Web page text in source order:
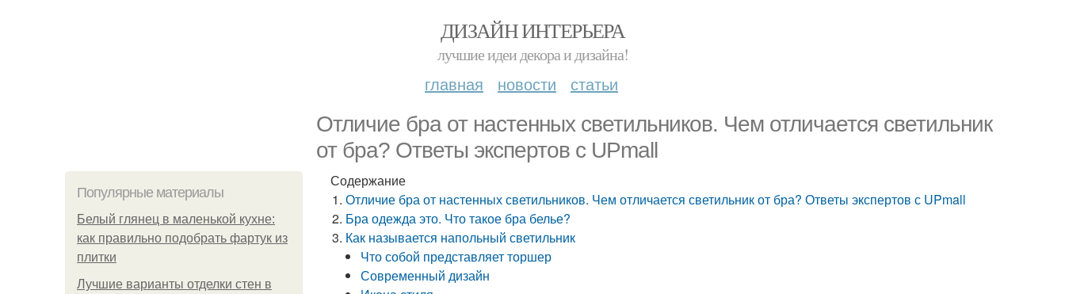
ДИЗАЙН ИНТЕРЬЕРА
лучшие идеи декора и дизайна!
главная новости статьи
Отличие бра от настенных светильников. Чем отличается светильник
от бра? Ответы экспертов с UPmall
Популярные материалы
Белый глянец в маленькой кухне:
как правильно подобрать фартук из
плитки
Лучшие варианты отделки стен в
Содержание
Отличие бра от настенных светильников. Чем отличается светильник от бра? Ответы экспертов с UPmall
Бра одежда это. Что такое бра белье?
Как называется напольный светильник
Что собой представляет торшер
Современный дизайн